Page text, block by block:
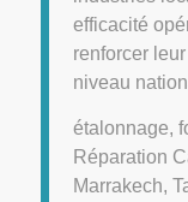
efficacité
renforcer
niveau
étalonnage,
Réparation
Marrakech,